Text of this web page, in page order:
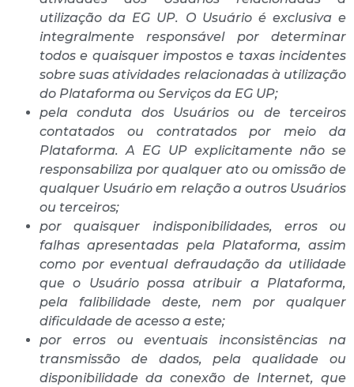
utilização da EG UP. O Usuário é exclusiva e
integralmente responsável por determinar
todos e quaisquer impostos e taxas incidentes
sobre suas atividades relacionadas à utilização
do Plataforma ou Serviços da EG UP;
pela conduta dos Usuários ou de terceiros
contatados ou contratados por meio da
Plataforma. A EG UP explicitamente não se
responsabiliza por qualquer ato ou omissão de
qualquer Usuário em relação a outros Usuários
ou terceiros;
por quaisquer indisponibilidades, erros ou
falhas apresentadas pela Plataforma, assim
como por eventual defraudação da utilidade
que o Usuário possa atribuir a Plataforma,
pela falibilidade deste, nem por qualquer
dificuldade de acesso a este;
por erros ou eventuais inconsistências na
transmissão de dados, pela qualidade ou
disponibilidade da conexão de Internet, que